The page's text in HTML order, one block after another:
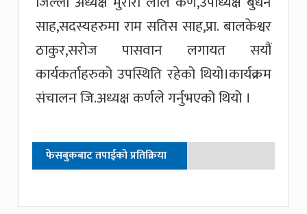
साह,सदस्यहरुमा राम सतिस साह,प्रा. बालकेश्वर
ठाकुर,सरोज पासवान लगायत सयौं
कार्यकर्ताहरुको उपस्थिति रहेको थियो।कार्यक्रम
संचालन जि.अध्यक्ष कर्णले गर्नुभएको थियो ।
फेसबुकबाट तपाईको प्रतिक्रिया